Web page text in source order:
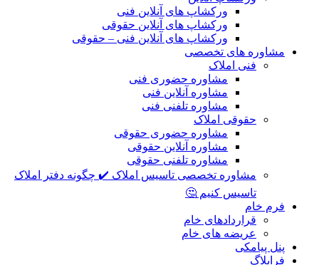
ورکشاپ های آنلاین فنی
ورکشاپ های آنلاین حقوقی
ورکشاپ های آنلاین فنی – حقوقی
مشاوره های تخصصی
فنی املاک
مشاوره حضوری فنی
مشاوره آنلاین فنی
مشاوره تلفنی فنی
حقوقی املاک
مشاوره حضوری حقوقی
مشاوره آنلاین حقوقی
مشاوره تلفنی حقوقی
مشاوره تخصصی تاسیس املاک ✔️ چگونه دفتر املاک
تاسیس کنیم 🤔
فرم خام
قراردادهای خام
عریضه های خام
پنل پیامکی
فرابلاگ